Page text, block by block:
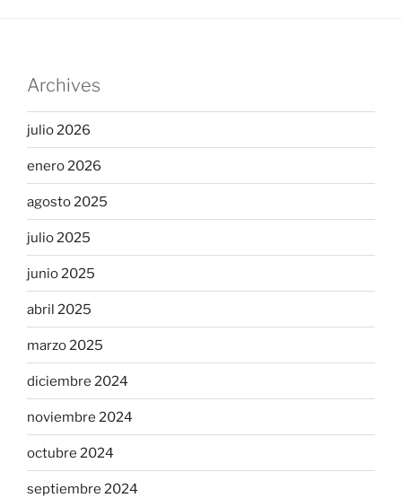
Archives
julio 2026
enero 2026
agosto 2025
julio 2025
junio 2025
abril 2025
marzo 2025
diciembre 2024
noviembre 2024
octubre 2024
septiembre 2024